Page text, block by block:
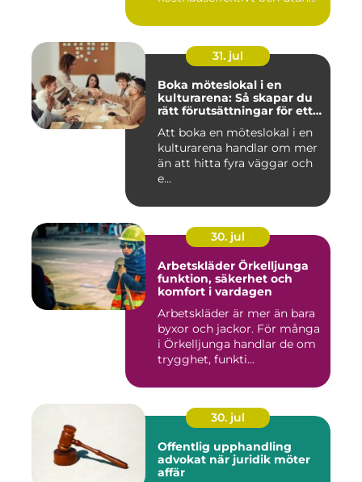
31. jul
Boka möteslokal i en
kulturarena: Så skapar du
rätt förutsättningar för ett
Att boka en möteslokal i en
kulturarena handlar om mer
än att hitta fyra väggar och
e...
30. jul
Arbetskläder Örkelljunga
funktion, säkerhet och
komfort i vardagen
Arbetskläder är mer än bara
byxor och jackor. För många
i Örkelljunga handlar de om
trygghet, funkti...
30. jul
Offentlig upphandling
advokat när juridik möter
affär